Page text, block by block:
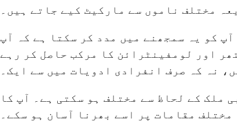
مختلف ناموں سے مارکیٹ کیے جاتے ہیں۔
کو یہ سمجھنے میں مدد کر سکتا ہے کہ آپ
اور لومفینٹرائن کا مرکب حاصل کر رہے
نہ کہ صرف انفرادی ادویات میں سے ایک۔
ملک کے لحاظ سے مختلف ہو سکتی ہے۔ آپ کا
مقامات پر اسے بھرنا آسان ہو سکے۔